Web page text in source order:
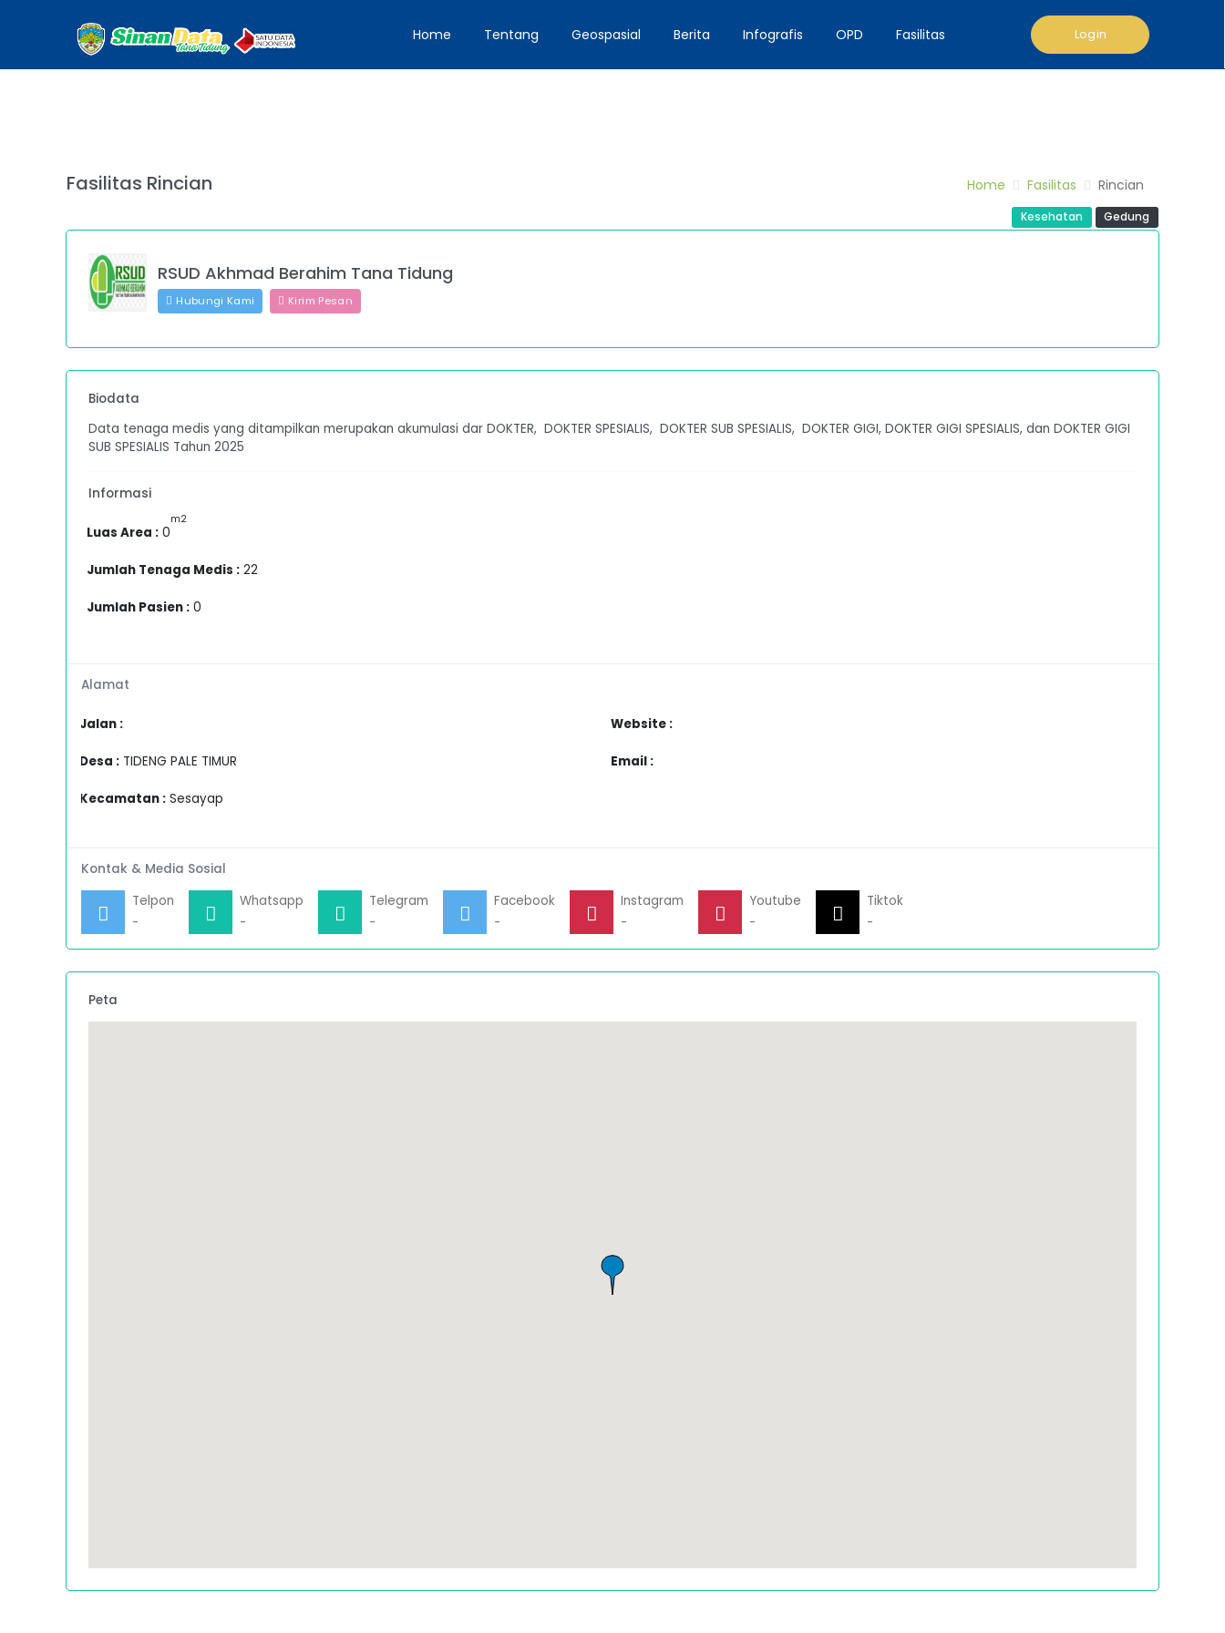
Home Tentang Geospasial Berita Infografis OPD Fasilitas Login
Fasilitas Rincian Home Fasilitas Rincian
Kesehatan Gedung
RSUD Akhmad Berahim Tana Tidung
Hubungi Kami Kirim Pesan
Biodata
Data tenaga medis yang ditampilkan merupakan akumulasi dar DOKTER, DOKTER SPESIALIS, DOKTER SUB SPESIALIS, DOKTER GIGI, DOKTER GIGI SPESIALIS, dan DOKTER GIGI
SUB SPESIALIS Tahun 2025
Informasi
Luas Area : 0
m2
Jumlah Tenaga Medis : 22
Jumlah Pasien : 0
Alamat
Jalan :
Desa : TIDENG PALE TIMUR
Kecamatan : Sesayap
Website :
Email :
Kontak & Media Sosial
Telpon
-
Whatsapp
-
Telegram
-
Facebook
-
Instagram
-
Youtube
-
Tiktok
-
Peta